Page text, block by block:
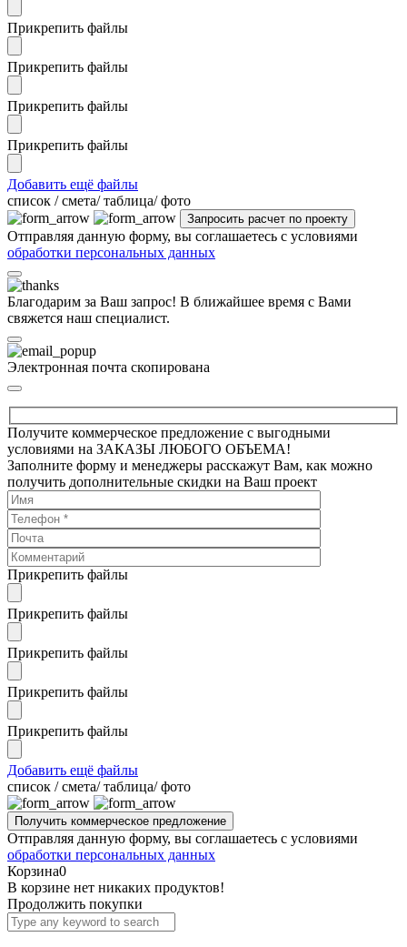
Прикрепить файлы
Прикрепить файлы
Прикрепить файлы
Прикрепить файлы
Добавить ещё файлы
cписок / смета/ таблица/ фото
Отправляя данную форму, вы соглашаетесь с условиями
обработки персональных данных
Благодарим за Ваш запрос! В ближайшее время с Вами
свяжется наш специалист.
Электронная почта скопирована
Получите коммерческое предложение с выгодными
условиями на ЗАКАЗЫ ЛЮБОГО ОБЪЕМА!
Заполните форму и менеджеры расскажут Вам, как можно
получить дополнительные скидки на Ваш проект
Прикрепить файлы
Прикрепить файлы
Прикрепить файлы
Прикрепить файлы
Прикрепить файлы
Добавить ещё файлы
cписок / смета/ таблица/ фото
Отправляя данную форму, вы соглашаетесь с условиями
обработки персональных данных
Корзина0
В корзине нет никаких продуктов!
Продолжить покупки